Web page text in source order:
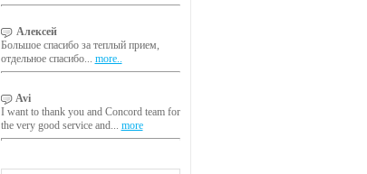
Алексей
Большое спасибо за теплый прием,
отдельное спасибо... more..
Avi
I want to thank you and Concord team for
the very good service and... more